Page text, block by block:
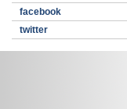
facebook
twitter